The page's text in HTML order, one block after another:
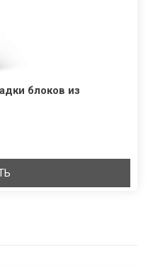
блоков из